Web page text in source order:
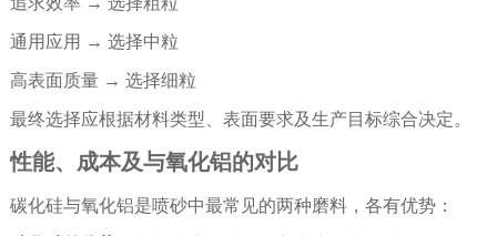
通用应用 → 选择中粒
高表面质量 → 选择细粒
最终选择应根据材料类型、表面要求及生产目标综合决定。
性能、成本及与氧化铝的对比
碳化硅与氧化铝是喷砂中最常见的两种磨料，各有优势：